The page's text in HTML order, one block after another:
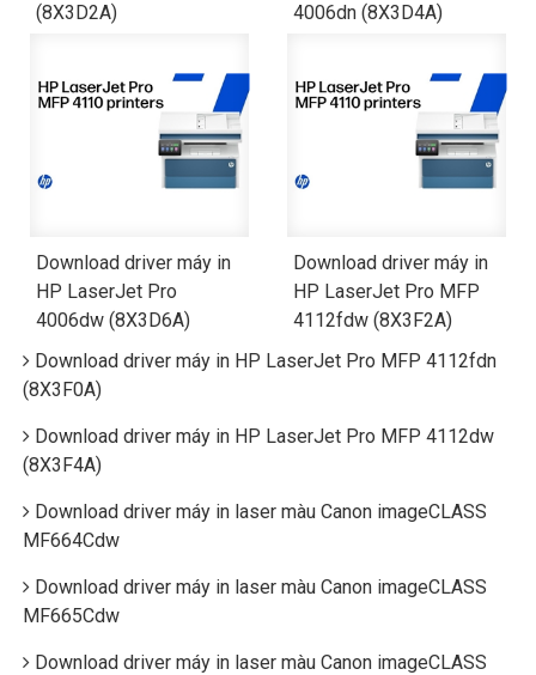
(8X3D2A)
4006dn (8X3D4A)
Download driver máy in
HP LaserJet Pro
4006dw (8X3D6A)
Download driver máy in
HP LaserJet Pro MFP
4112fdw (8X3F2A)
Download driver máy in HP LaserJet Pro MFP 4112fdn
(8X3F0A)
Download driver máy in HP LaserJet Pro MFP 4112dw
(8X3F4A)
Download driver máy in laser màu Canon imageCLASS
MF664Cdw
Download driver máy in laser màu Canon imageCLASS
MF665Cdw
Download driver máy in laser màu Canon imageCLASS